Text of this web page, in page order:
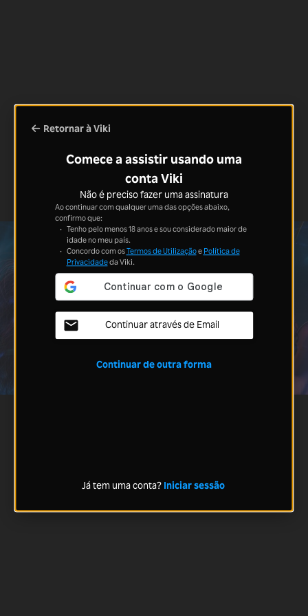
Retornar à Viki
Comece a assistir usando uma
conta Viki
Não é preciso fazer uma assinatura
Ao continuar com qualquer uma das opções abaixo,
confirmo que:
Tenho pelo menos 18 anos e sou considerado maior de
idade no meu país.
Concordo com osTermos de Utilizaçãoe Política de
Privacidadeda Viki.
Continuar através de Email
Continuar de outra forma
Já tem uma conta? Iniciar sessão